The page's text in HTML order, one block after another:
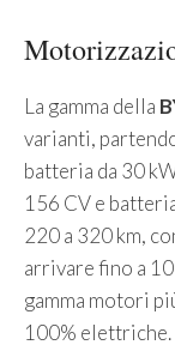
La gamma della
varianti,
batteria da 30
156 CV e
220 a 320 km,
arrivare fino a
gamma motori
100%